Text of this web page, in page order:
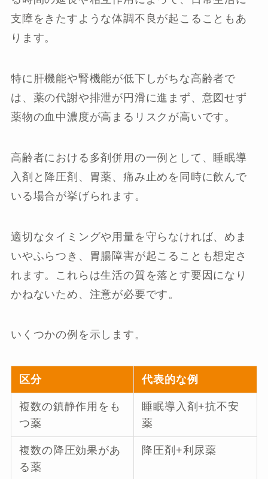
支障をきたすような体調不良が起こることもあ
ります。
特に肝機能や腎機能が低下しがちな高齢者で
は、薬の代謝や排泄が円滑に進まず、意図せず
薬物の血中濃度が高まるリスクが高いです。
高齢者における多剤併用の一例として、睡眠導
入剤と降圧剤、胃薬、痛み止めを同時に飲んで
いる場合が挙げられます。
適切なタイミングや用量を守らなければ、めま
いやふらつき、胃腸障害が起こることも想定さ
れます。これらは生活の質を落とす要因になり
かねないため、注意が必要です。
いくつかの例を示します。
区分 代表的な例
複数の鎮静作用をも
つ薬
睡眠導入剤+抗不安
薬
複数の降圧効果があ
る薬
降圧剤+利尿薬